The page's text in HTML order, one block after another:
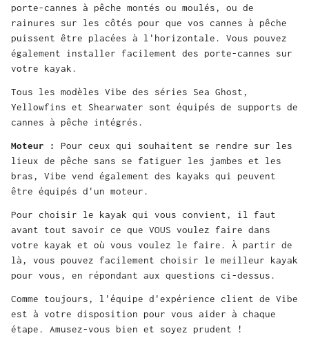
porte-cannes à pêche montés ou moulés, ou de
rainures sur les côtés pour que vos cannes à pêche
puissent être placées à l'horizontale. Vous pouvez
également installer facilement des porte-cannes sur
votre kayak.
Tous les modèles Vibe des séries Sea Ghost,
Yellowfins et Shearwater sont équipés de supports de
cannes à pêche intégrés.
Moteur :
Pour ceux qui souhaitent se rendre sur les
lieux de pêche sans se fatiguer les jambes et les
bras, Vibe vend également des kayaks qui peuvent
être équipés d'un moteur.
Pour choisir le kayak qui vous convient, il faut
avant tout savoir ce que VOUS voulez faire dans
votre kayak et où vous voulez le faire. À partir de
là, vous pouvez facilement choisir le meilleur kayak
pour vous, en répondant aux questions ci-dessus.
Comme toujours, l'équipe d'expérience client de Vibe
est à votre disposition pour vous aider à chaque
étape. Amusez-vous bien et soyez prudent !